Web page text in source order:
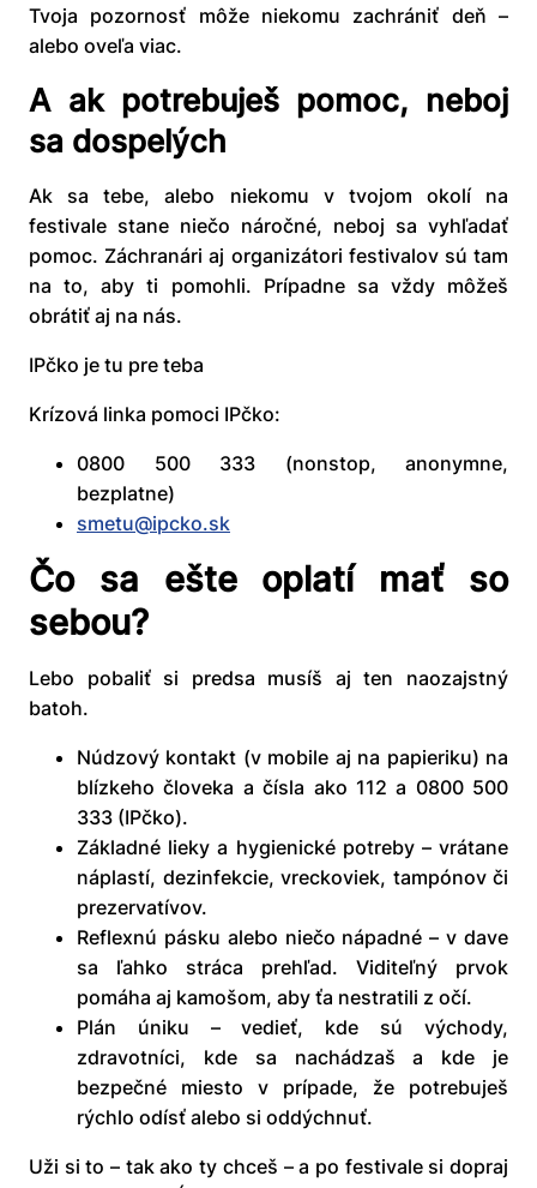
Tvoja pozornosť môže niekomu zachrániť deň –
alebo oveľa viac.
A ak potrebuješ pomoc, neboj
sa dospelých
Ak sa tebe, alebo niekomu v tvojom okolí na
festivale stane niečo náročné, neboj sa vyhľadať
pomoc. Záchranári aj organizátori festivalov sú tam
na to, aby ti pomohli. Prípadne sa vždy môžeš
obrátiť aj na nás.
IPčko je tu pre teba
Krízová linka pomoci IPčko:
0800 500 333 (nonstop, anonymne,
bezplatne)
smetu@ipcko.sk
Čo sa ešte oplatí mať so
sebou?
Lebo pobaliť si predsa musíš aj ten naozajstný
batoh.
Núdzový kontakt (v mobile aj na papieriku) na
blízkeho človeka a čísla ako 112 a 0800 500
333 (IPčko).
Základné lieky a hygienické potreby – vrátane
náplastí, dezinfekcie, vreckoviek, tampónov či
prezervatívov.
Reflexnú pásku alebo niečo nápadné – v dave
sa ľahko stráca prehľad. Viditeľný prvok
pomáha aj kamošom, aby ťa nestratili z očí.
Plán úniku – vedieť, kde sú východy,
zdravotníci, kde sa nachádzaš a kde je
bezpečné miesto v prípade, že potrebuješ
rýchlo odísť alebo si oddýchnuť.
Uži si to – tak ako ty chceš – a po festivale si dopraj